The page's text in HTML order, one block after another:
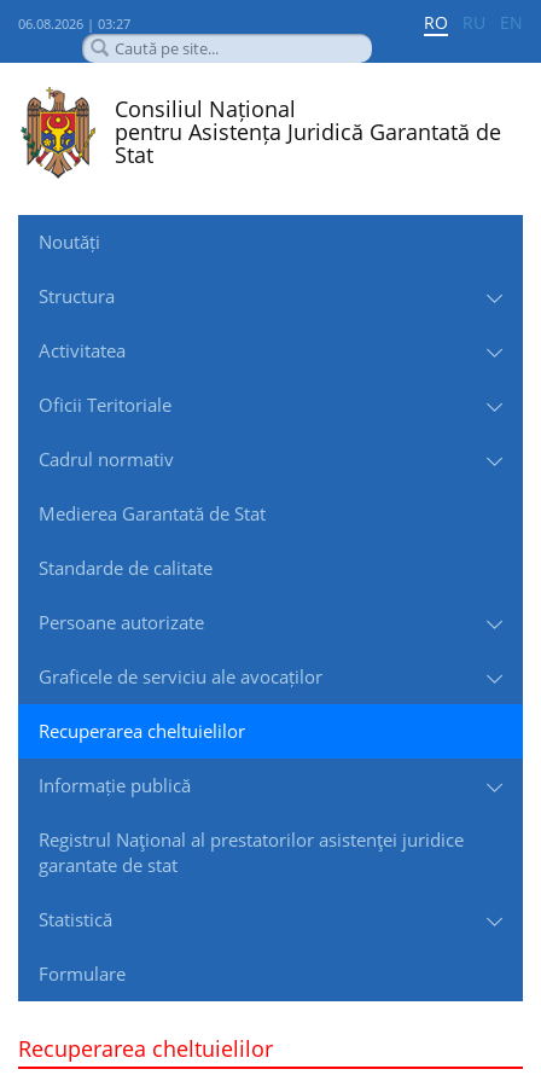
06.08.2026 | 03:27 RO RU EN
Consiliul Național
pentru Asistența Juridică Garantată de
Stat
Noutăți
Structura
Activitatea
Oficii Teritoriale
Cadrul normativ
Medierea Garantată de Stat
Standarde de сalitate
Persoane autorizate
Graficele de serviciu ale avocaților
Recuperarea cheltuielilor
Informație publică
Registrul Naţional al prestatorilor asistenţei juridice
garantate de stat
Statistică
Formulare
Recuperarea cheltuielilor